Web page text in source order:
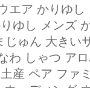
エア かりゆ
ゆし メンズ
じゅん 大きい
わ しゃつ ア
産 ペア ファ